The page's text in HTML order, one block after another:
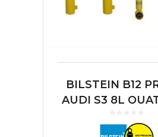
BILSTEIN B12
AUDI S3 8L